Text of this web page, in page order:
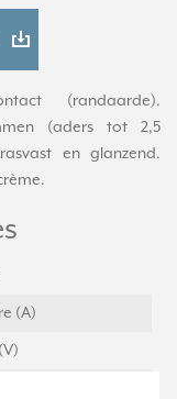
(randaarde).
(aders tot 2,5
en glanzend.
(A)